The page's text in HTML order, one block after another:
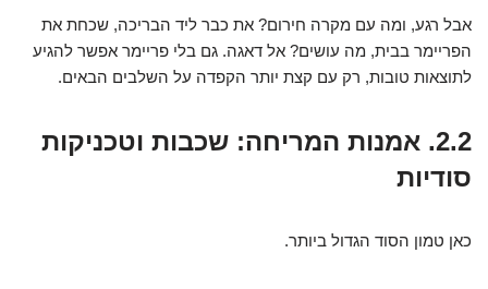
אבל רגע, ומה עם מקרה חירום? את כבר ליד הבריכה, שכחת את
הפריימר בבית, מה עושים? אל דאגה. גם בלי פריימר אפשר להגיע
לתוצאות טובות, רק עם קצת יותר הקפדה על השלבים הבאים.
2.2. אמנות המריחה: שכבות וטכניקות
סודיות
כאן טמון הסוד הגדול ביותר.